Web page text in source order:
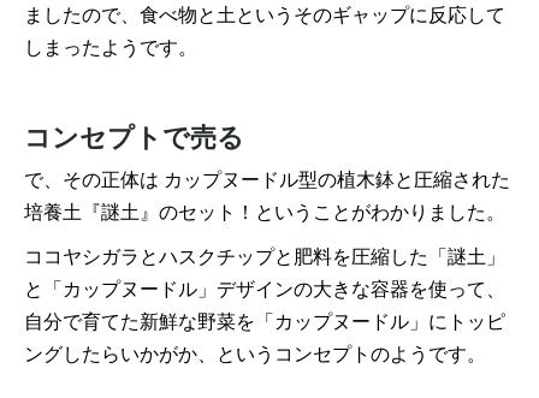
ましたので、食べ物と土というそのギャップに反応して
しまったようです。
コンセプトで売る
で、その正体は カップヌードル型の植木鉢と圧縮された
培養土『謎土』のセット！ということがわかりました。
ココヤシガラとハスクチップと肥料を圧縮した「謎土」
と「カップヌードル」デザインの大きな容器を使って、
自分で育てた新鮮な野菜を「カップヌードル」にトッピ
ングしたらいかがか、というコンセプトのようです。